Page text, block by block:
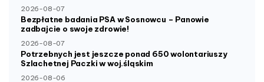
2026-08-07
Bezpłatne badania PSA w Sosnowcu – Panowie
zadbajcie o swoje zdrowie!
2026-08-07
Potrzebnych jest jeszcze ponad 650 wolontariuszy
Szlachetnej Paczki w woj.śląskim
2026-08-06